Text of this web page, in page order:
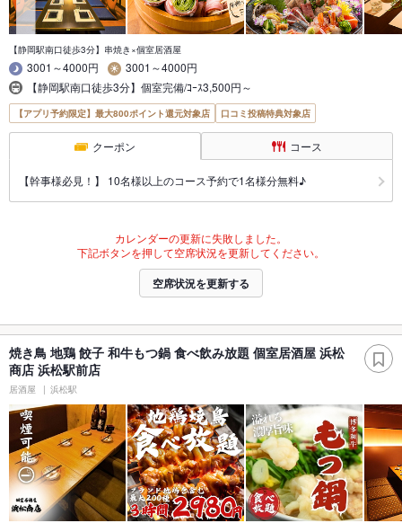
【静岡駅南口徒歩3分】串焼き×個室居酒屋
3001～4000円
3001～4000円
【静岡駅南口徒歩3分】個室完備/ｺｰｽ3,500円～
【アプリ予約限定】最大800ポイント還元対象店 口コミ投稿特典対象店
クーポン コース
【幹事様必見！】 10名様以上のコース予約で1名様分無料♪
カレンダーの更新に失敗しました。
下記ボタンを押して空席状況を更新してください。
空席状況を更新する
焼き鳥 地鶏 餃子 和牛もつ鍋 食べ飲み放題 個室居酒屋 浜松
商店 浜松駅前店
居酒屋 浜松駅